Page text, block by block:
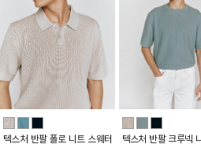
텍스처 반팔 폴로 니트 스웨터 텍스처 반팔 크루넥